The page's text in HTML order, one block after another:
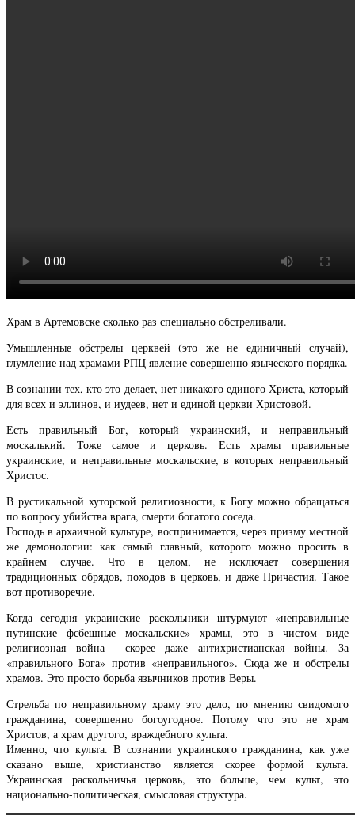
Храм в Артемовске сколько раз специально обстреливали.
Умышленные обстрелы церквей (это же не единичный случай),
глумление над храмами РПЦ явление совершенно языческого порядка.
В сознании тех, кто это делает, нет никакого единого Христа, который
для всех и эллинов, и иудеев, нет и единой церкви Христовой.
Есть правильный Бог, который украинский, и неправильный
москалький. Тоже самое и церковь. Есть храмы правильные
украинские, и неправильные москальские, в которых неправильный
Христос.
В рустикальной хуторской религиозности, к Богу можно обращаться
по вопросу убийства врага, смерти богатого соседа.
Господь в архаичной культуре, воспринимается, через призму местной
же демонологии: как самый главный, которого можно просить в
крайнем случае. Что в целом, не исключает совершения
традиционных обрядов, походов в церковь, и даже Причастия. Такое
вот противоречие.
Когда сегодня украинские раскольники штурмуют «неправильные
путинские фсбешные москальские» храмы, это в чистом виде
религиозная война скорее даже антихристианская войны. За
«правильного Бога» против «неправильного». Сюда же и обстрелы
храмов. Это просто борьба язычников против Веры.
Стрельба по неправильному храму это дело, по мнению свидомого
гражданина, совершенно богоугодное. Потому что это не храм
Христов, а храм другого, враждебного культа.
Именно, что культа. В сознании украинского гражданина, как уже
сказано выше, христианство является скорее формой культа.
Украинская раскольничья церковь, это больше, чем культ, это
национально-политическая, смысловая структура.